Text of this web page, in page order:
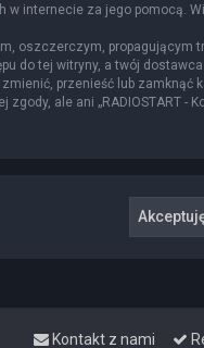
internecie za jego pomocą.
oszczerczym,
do tej witryny, a twój
przenieść lub
ale ani „RADIOSTART
Kontakt z nami